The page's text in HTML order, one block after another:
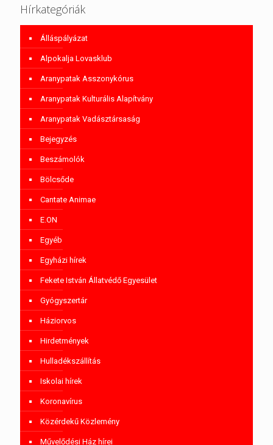
Hírkategóriák
Álláspályázat
Alpokalja Lovasklub
Aranypatak Asszonykórus
Aranypatak Kulturális Alapítvány
Aranypatak Vadásztársaság
Bejegyzés
Beszámolók
Bölcsőde
Cantate Animae
E.ON
Egyéb
Egyházi hírek
Fekete István Állatvédő Egyesület
Gyógyszertár
Háziorvos
Hirdetmények
Hulladékszállítás
Iskolai hírek
Koronavírus
Közérdekű Közlemény
Művelődési Ház hírei